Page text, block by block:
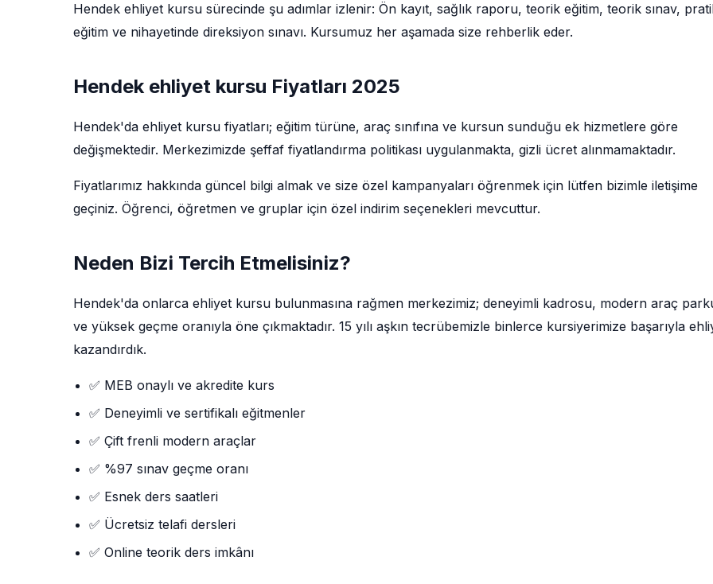
Hendek ehliyet kursu sürecinde şu adımlar izlenir: Ön kayıt, sağlık raporu, teorik eğitim, teorik sınav,
eğitim ve nihayetinde direksiyon sınavı. Kursumuz her aşamada size rehberlik eder.
Hendek ehliyet kursu Fiyatları 2025
Hendek'da ehliyet kursu fiyatları; eğitim türüne, araç sınıfına ve kursun sunduğu ek hizmetlere göre
değişmektedir. Merkezimizde şeffaf fiyatlandırma politikası uygulanmakta, gizli ücret alınmamaktadır.
Fiyatlarımız hakkında güncel bilgi almak ve size özel kampanyaları öğrenmek için lütfen bizimle iletişime
geçiniz. Öğrenci, öğretmen ve gruplar için özel indirim seçenekleri mevcuttur.
Neden Bizi Tercih Etmelisiniz?
Hendek'da onlarca ehliyet kursu bulunmasına rağmen merkezimiz; deneyimli kadrosu, modern araç
ve yüksek geçme oranıyla öne çıkmaktadır. 15 yılı aşkın tecrübemizle binlerce kursiyerimize başarıyla
kazandırdık.
✅ MEB onaylı ve akredite kurs
✅ Deneyimli ve sertifikalı eğitmenler
✅ Çift frenli modern araçlar
✅ %97 sınav geçme oranı
✅ Esnek ders saatleri
✅ Ücretsiz telafi dersleri
✅ Online teorik ders imkânı